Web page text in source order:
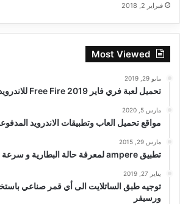
فبراير 2, 2018
Most Viewed
مايو 29, 2019
تحميل لعبة فري فاير Free Fire 2019 للاندرويد والكمبيوتر مجانا
مارس 5, 2020
مواقع تحميل العاب وتطبيقات الاندرويد
مارس 29, 2015
تطبيق ampere لمعرفة حالة البطارية و سرعة الشحن
يناير 27, 2019
توجيه طبق الساتلايت الى أي قمر صناعي
ورسيفر